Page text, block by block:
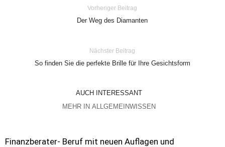
Vorheriger Beitrag
Der Weg des Diamanten
Nächster Beitrag
So finden Sie die perfekte Brille für Ihre Gesichtsform
AUCH INTERESSANT
MEHR IN ALLGEMEINWISSEN
Finanzberater- Beruf mit neuen Auflagen und